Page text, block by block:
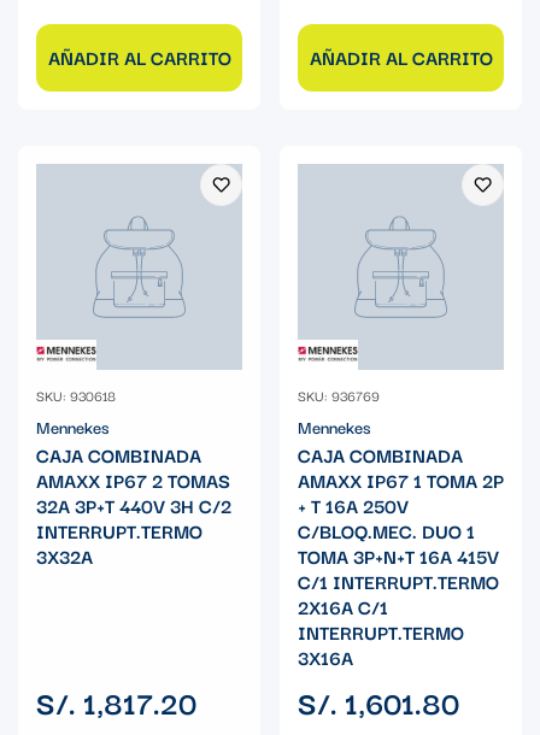
AÑADIR AL CARRITO AÑADIR AL CARRITO
SKU: 930618
Mennekes
CAJA COMBINADA
AMAXX IP67 2 TOMAS
32A 3P+T 440V 3H C/2
INTERRUPT.TERMO
3X32A
Precio
regular
S/. 1,817.20
SKU: 936769
Mennekes
CAJA COMBINADA
AMAXX IP67 1 TOMA 2P
+ T 16A 250V
C/BLOQ.MEC. DUO 1
TOMA 3P+N+T 16A 415V
C/1 INTERRUPT.TERMO
2X16A C/1
INTERRUPT.TERMO
3X16A
Precio
regular
S/. 1,601.80